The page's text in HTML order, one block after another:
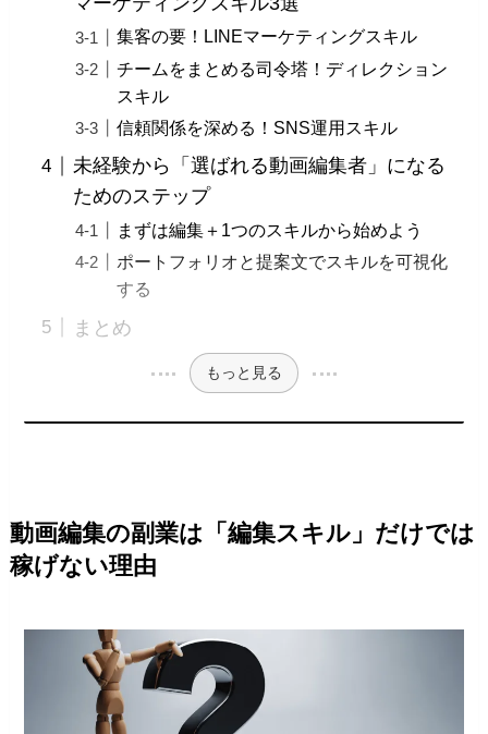
集客の要！LINEマーケティングスキル
チームをまとめる司令塔！ディレクション
スキル
信頼関係を深める！SNS運用スキル
未経験から「選ばれる動画編集者」になる
ためのステップ
まずは編集＋1つのスキルから始めよう
ポートフォリオと提案文でスキルを可視化
する
まとめ
もっと見る
動画編集の副業は「編集スキル」だけでは
稼げない理由